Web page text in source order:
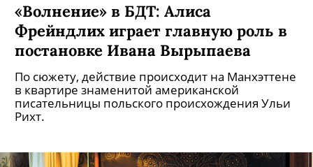
«Волнение» в БДТ: Алиса
Фрейндлих играет главную роль в
постановке Ивана Вырыпаева
По сюжету, действие происходит на Манхэттене
в квартире знаменитой американской
писательницы польского происхождения Ульи
Рихт.